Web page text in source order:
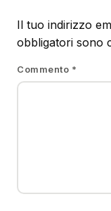
Il tuo indirizzo
obbligatori sono
Commento *